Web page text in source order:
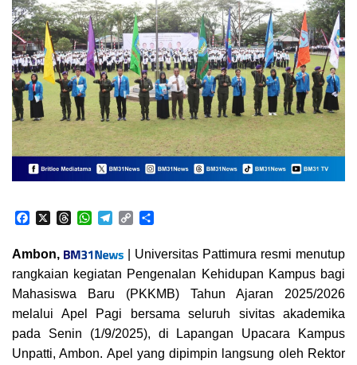
c
e
b
o
k
e
a
d
W
t
s
A
p
e
g
r
m
C
p
y
L
i
k
r
e
Ambon,
| Universitas Pattimura resmi menutup
rangkaian kegiatan Pengenalan Kehidupan Kampus bagi
Mahasiswa Baru (PKKMB) Tahun Ajaran 2025/2026
melalui Apel Pagi bersama seluruh sivitas akademika
pada Senin (1/9/2025), di Lapangan Upacara Kampus
Unpatti, Ambon. Apel yang dipimpin langsung oleh Rektor